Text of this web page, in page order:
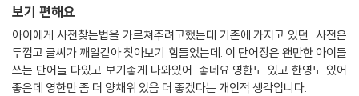
보기 편해요
아이에게 사전찾는법을 가르쳐주려고했는데 기존에 가지고 있던 사전은
두껍고 글씨가 깨알같아 찾아보기 힘들었는데. 이 단어장은 왠만한 아이들
쓰는 단어들 다있고 보기좋게 나와있어 좋네요.영한도 있고 한영도 있어
좋은데 영한만 좀 더 양채워 있음 더 좋겠다는 개인적 생각입니다.